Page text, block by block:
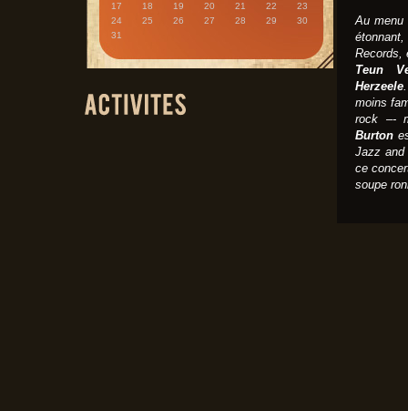
17
18 19 20 21 22
23
24
25 26 27 28 29
30
31
Au
Records,
Teun
Herzeele
moins
rock –-
Burton
Jazz and
ce
soupe